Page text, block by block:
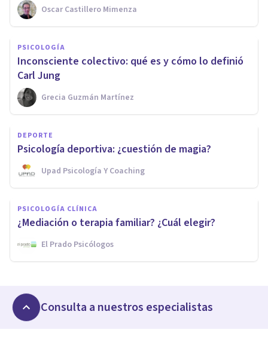
Oscar Castillero Mimenza
PSICOLOGÍA
Inconsciente colectivo: qué es y cómo lo definió
Carl Jung
Grecia Guzmán Martínez
DEPORTE
Psicología deportiva: ¿cuestión de magia?
Upad Psicología Y Coaching
PSICOLOGÍA CLÍNICA
¿Mediación o terapia familiar? ¿Cuál elegir?
El Prado Psicólogos
Consulta a nuestros especialistas